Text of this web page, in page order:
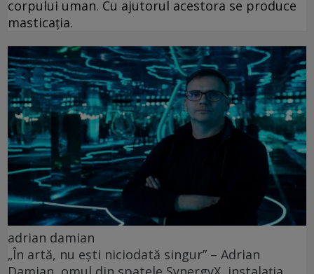
corpului uman. Cu ajutorul acestora se produce
masticația.
adrian damian
„În artă, nu ești niciodată singur” – Adrian